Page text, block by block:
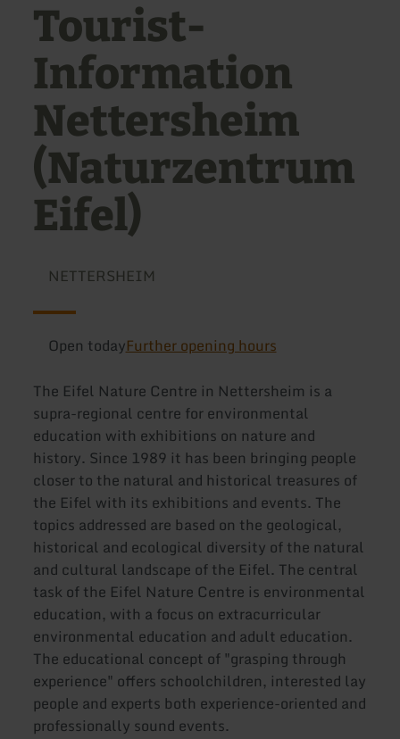
Tourist-
Information
Nettersheim
(Naturzentrum
Eifel)
NETTERSHEIM
Open todayFurther opening hours
The Eifel Nature Centre in Nettersheim is a
supra-regional centre for environmental
education with exhibitions on nature and
history. Since 1989 it has been bringing people
closer to the natural and historical treasures of
the Eifel with its exhibitions and events. The
topics addressed are based on the geological,
historical and ecological diversity of the natural
and cultural landscape of the Eifel. The central
task of the Eifel Nature Centre is environmental
education, with a focus on extracurricular
environmental education and adult education.
The educational concept of "grasping through
experience" offers schoolchildren, interested lay
people and experts both experience-oriented and
professionally sound events.